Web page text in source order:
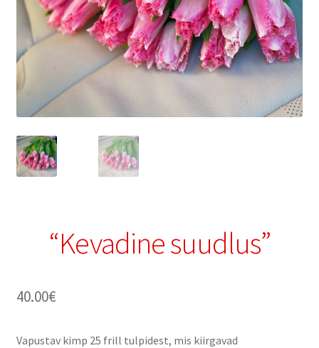
“Kevadine suudlus”
40.00€
Vapustav kimp 25 frill tulpidest, mis kiirgavad